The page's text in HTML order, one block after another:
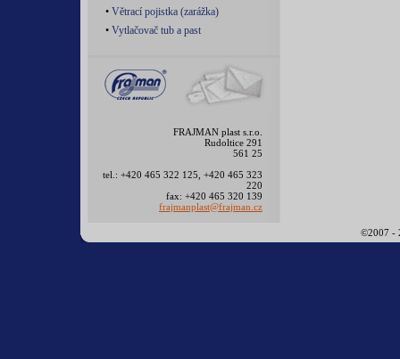
• Větrací pojistka (zarážka)
• Vytlačovač tub a past
FRAJMAN plast s.r.o.
Rudoltice 291
561 25
tel.: +420 465 322 125, +420 465 323
220
fax: +420 465 320 139
frajmanplast@frajman.cz
©2007 -